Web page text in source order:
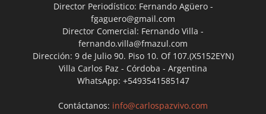
Director Periodístico: Fernando Agüero -
fgaguero@gmail.com
Director Comercial: Fernando Villa -
fernando.villa@fmazul.com
Dirección: 9 de Julio 90. Piso 10. Of 107.(X5152EYN)
Villa Carlos Paz - Córdoba - Argentina
WhatsApp: +5493541585147
Contáctanos: info@carlospazvivo.com